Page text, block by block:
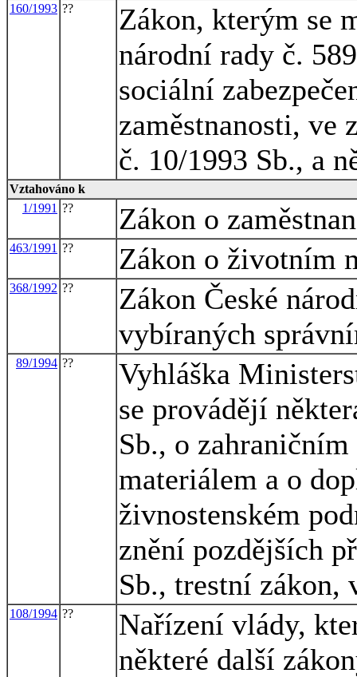
160/1993 ??
Zákon, kterým se
národní rady č.
sociální
zaměstnanosti, ve
č. 10/1993 Sb., a
Vztahováno k
1/1991 ?? Zákon o
463/1991 ?? Zákon o životním
368/1992 ??
Zákon České
vybíraných
89/1994 ??
Vyhláška
se provádějí
Sb., o
materiálem a o
živnostenském
znění pozdějších
Sb., trestní zákon,
108/1994 ??
Nařízení vlády,
některé další